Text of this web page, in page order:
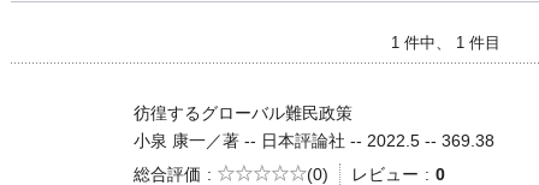
1 件中、 1 件目
彷徨するグローバル難民政策
小泉 康一／著 -- 日本評論社 -- 2022.5 -- 369.38
総合評価
5段階評価
(0) レビュー 0